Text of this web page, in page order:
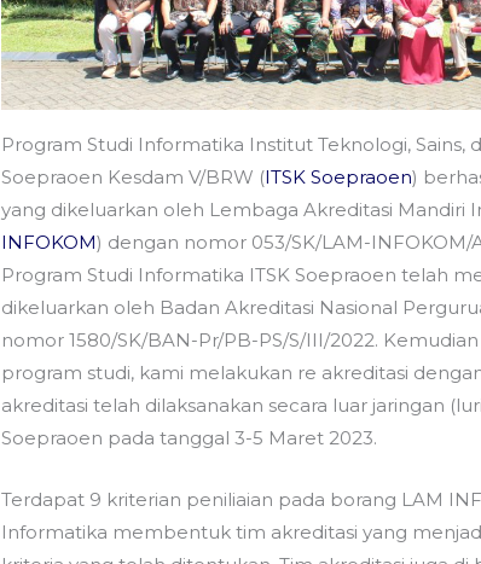
Program Studi Informatika Institut Teknologi, Sains,
Soepraoen Kesdam V/BRW (ITSK Soepraoen)
yang dikeluarkan oleh Lembaga Akreditasi Mandiri
INFOKOM) dengan nomor 053/SK/LAM-INFOKOM/
Program Studi Informatika ITSK Soepraoen telah
dikeluarkan oleh Badan Akreditasi Nasional
nomor 1580/SK/BAN-Pr/PB-PS/S/III/2022.
program studi, kami melakukan re akreditasi
akreditasi telah dilaksanakan secara luar jaringan
Soepraoen pada tanggal 3-5 Maret 2023.
Terdapat 9 kriterian peniliaian pada borang LAM
Informatika membentuk tim akreditasi yang